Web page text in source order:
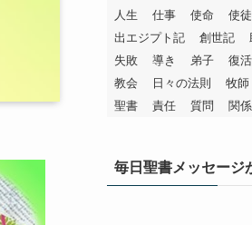
人生
仕事 使命 使
出エジプト記
創世記
失敗
導き 弟子 復活
教会
日々の法則 牧師
聖書
責任 質問 関係
毎日聖書メッセージ